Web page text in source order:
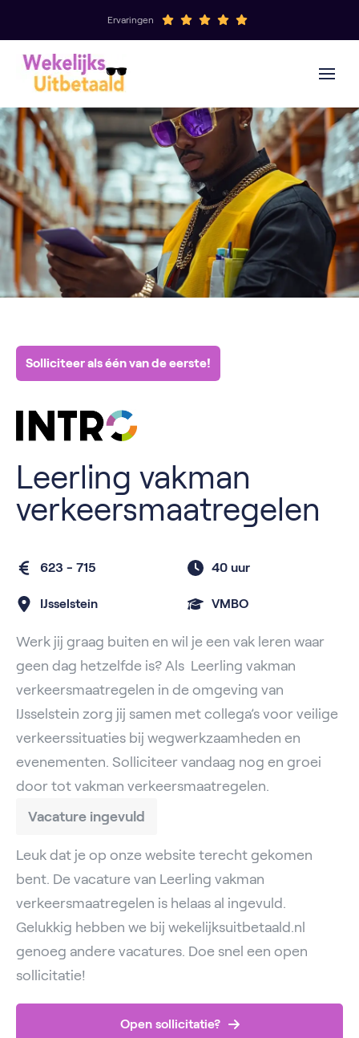
Ervaringen
Solliciteer als één van de eerste!
Leerling vakman
verkeersmaatregelen
623 - 715 40 uur
IJsselstein VMBO
Werk jij graag buiten en wil je een vak leren waar
geen dag hetzelfde is? Als Leerling vakman
verkeersmaatregelen in de omgeving van
IJsselstein zorg jij samen met collega’s voor veilige
verkeerssituaties bij wegwerkzaamheden en
evenementen. Solliciteer vandaag nog en groei
door tot vakman verkeersmaatregelen.
Vacature ingevuld
Leuk dat je op onze website terecht gekomen
bent. De vacature van Leerling vakman
verkeersmaatregelen is helaas al ingevuld.
Gelukkig hebben we bij wekelijksuitbetaald.nl
genoeg andere vacatures. Doe snel een open
sollicitatie!
Open sollicitatie?